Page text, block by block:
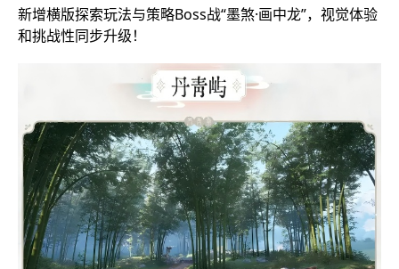
新增横版探索玩法与策略Boss战“墨煞·画中龙”，视觉体验
和挑战性同步升级！